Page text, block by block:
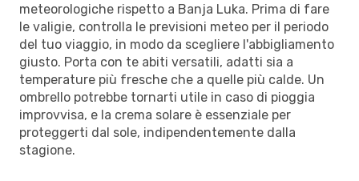
meteorologiche rispetto a Banja Luka. Prima di fare
le valigie, controlla le previsioni meteo per il periodo
del tuo viaggio, in modo da scegliere l'abbigliamento
giusto. Porta con te abiti versatili, adatti sia a
temperature più fresche che a quelle più calde. Un
ombrello potrebbe tornarti utile in caso di pioggia
improvvisa, e la crema solare è essenziale per
proteggerti dal sole, indipendentemente dalla
stagione.